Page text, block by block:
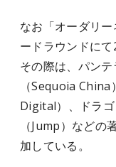
なお「オーダリ
ードラウンドに
その際は、パン
（Sequoia
Digital）、ドラ
（Jump）などの
加している。